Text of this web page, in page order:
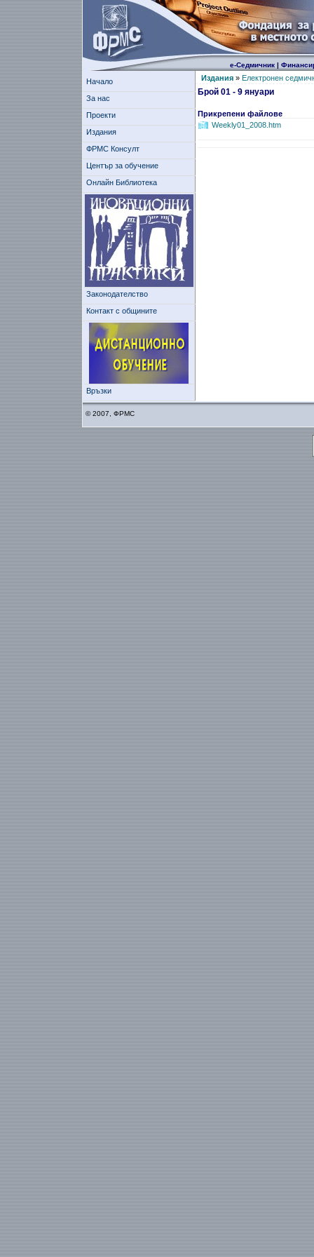
е-Седмичник|
Начало
За нас
Проекти
Издания
ФРМС Консулт
Център за обучение
Онлайн Библиотека
Законодателство
Контакт с общините
Връзки
Издания» Електронен
Брой 01 - 9 януари
Прикрепени файлове
Weekly01_2008.htm
© 2007, ФРМС